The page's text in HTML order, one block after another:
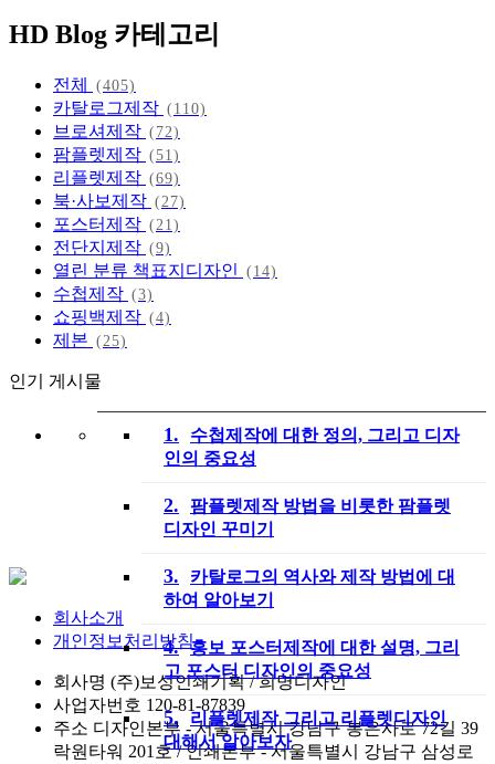
HD Blog 카테고리
전체 (405)
카탈로그제작 (110)
브로셔제작 (72)
팜플렛제작 (51)
리플렛제작 (69)
북·사보제작 (27)
포스터제작 (21)
전단지제작 (9)
열린 분류 책표지디자인 (14)
수첩제작 (3)
쇼핑백제작 (4)
제본 (25)
인기 게시물
1.
수첩제작에 대한 정의, 그리고 디자
인의 중요성
2.
팜플렛제작 방법을 비롯한 팜플렛
디자인 꾸미기
3.
카탈로그의 역사와 제작 방법에 대
하여 알아보기
4. 홍보 포스터제작에 대한 설명, 그리
고 포스터 디자인의 중요성
5.
리플렛제작 그리고 리플렛디자인
대해서 알아보자
회사소개
개인정보처리방침
회사명 (주)보성인쇄기획 / 희명디자인
사업자번호 120-81-87839
주소 디자인본부 - 서울특별시 강남구 봉은사로 72길 39
락원타워 201호 / 인쇄본부 - 서울특별시 강남구 삼성로